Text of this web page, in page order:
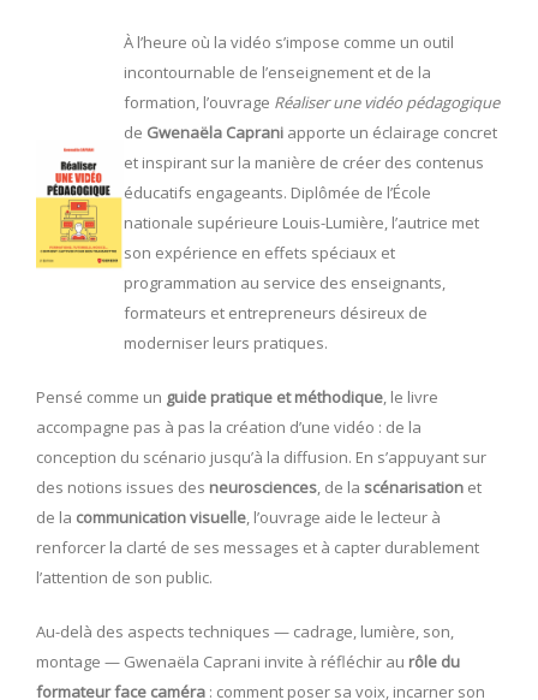
À l’heure où la vidéo s’impose comme un outil
incontournable de l’enseignement et de la
formation, l’ouvrage Réaliser une vidéo pédagogique
de Gwenaëla Caprani apporte un éclairage concret
et inspirant sur la manière de créer des contenus
éducatifs engageants. Diplômée de l’École
nationale supérieure Louis-Lumière, l’autrice met
son expérience en effets spéciaux et
programmation au service des enseignants,
formateurs et entrepreneurs désireux de
moderniser leurs pratiques.
Pensé comme un guide pratique et méthodique, le livre
accompagne pas à pas la création d’une vidéo : de la
conception du scénario jusqu’à la diffusion. En s’appuyant sur
des notions issues des neurosciences, de la scénarisation et
de la communication visuelle, l’ouvrage aide le lecteur à
renforcer la clarté de ses messages et à capter durablement
l’attention de son public.
Au-delà des aspects techniques — cadrage, lumière, son,
montage — Gwenaëla Caprani invite à réfléchir au rôle du
formateur face caméra : comment poser sa voix, incarner son